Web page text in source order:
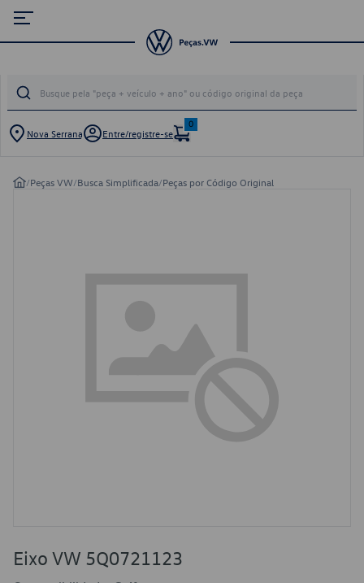
Nova Serrana Entre/registre-se
0
/Peças VW/Busca Simplificada/Peças por Código Original
Eixo VW 5Q0721123